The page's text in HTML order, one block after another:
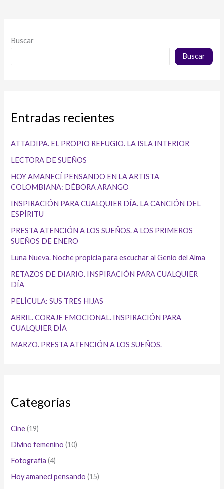
Buscar
Buscar
Entradas recientes
ATTADIPA. EL PROPIO REFUGIO. LA ISLA INTERIOR
LECTORA DE SUEÑOS
HOY AMANECÍ PENSANDO EN LA ARTISTA
COLOMBIANA: DÉBORA ARANGO
INSPIRACIÓN PARA CUALQUIER DÍA. LA CANCIÓN DEL
ESPÍRITU
PRESTA ATENCIÓN A LOS SUEÑOS. A LOS PRIMEROS
SUEÑOS DE ENERO
Luna Nueva. Noche propicia para escuchar al Genio del Alma
RETAZOS DE DIARIO. INSPIRACIÓN PARA CUALQUIER
DÍA
PELÍCULA: SUS TRES HIJAS
ABRIL. CORAJE EMOCIONAL. INSPIRACIÓN PARA
CUALQUIER DÍA
MARZO. PRESTA ATENCIÓN A LOS SUEÑOS.
Categorías
Cine(19)
Divino femenino (10)
Fotografía (4)
Hoy amanecí pensando (15)